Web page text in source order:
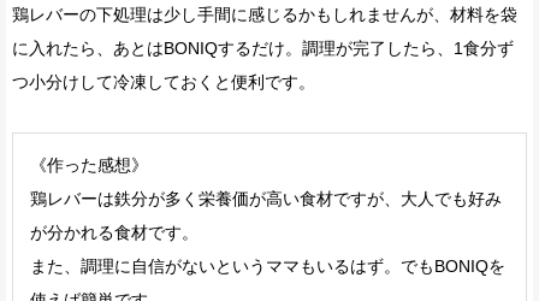
鶏レバーの下処理は少し手間に感じるかもしれませんが、材料を袋
に入れたら、あとはBONIQするだけ。調理が完了したら、1食分ず
つ小分けして冷凍しておくと便利です。
《作った感想》
鶏レバーは鉄分が多く栄養価が高い食材ですが、大人でも好み
が分かれる食材です。
また、調理に自信がないというママもいるはず。でもBONIQを